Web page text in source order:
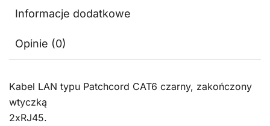
Informacje dodatkowe
Opinie (0)
Kabel LAN typu Patchcord CAT6 czarny, zakończony
wtyczką
2xRJ45.